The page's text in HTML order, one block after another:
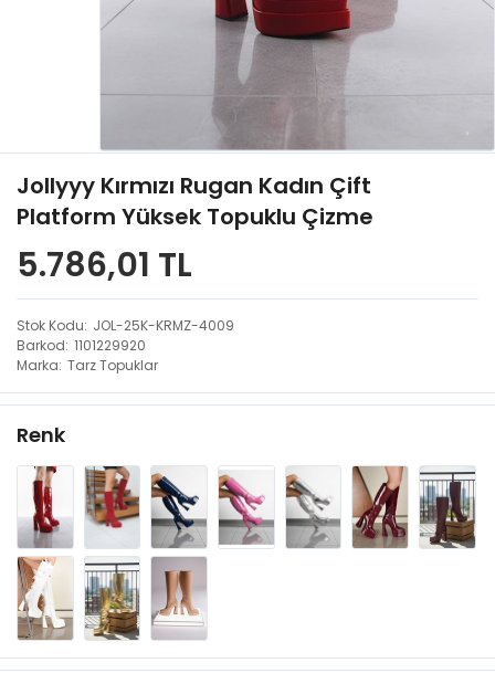
Jollyyy Kırmızı Rugan Kadın Çift
Platform Yüksek Topuklu Çizme
5.786,01 TL
Stok Kodu JOL-25K-KRMZ-4009
Barkod 1101229920
Marka Tarz Topuklar
Renk